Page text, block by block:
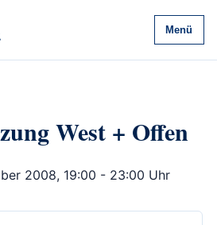
Menü
West + Offen
2008, 19:00 - 23:00 Uhr